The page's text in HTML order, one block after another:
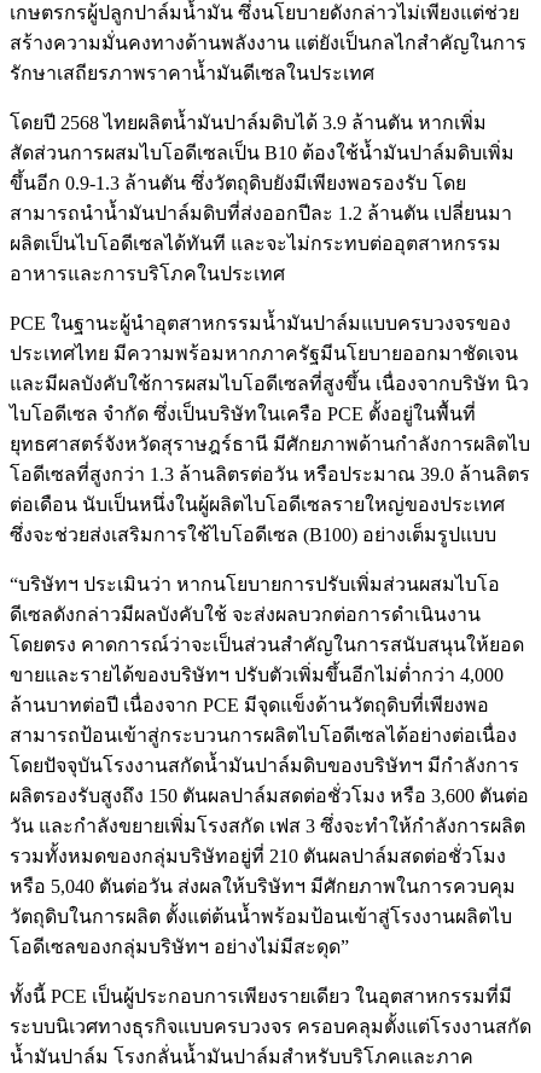
เกษตรกรผู้ปลูกปาล์มน้ำมัน ซึ่งนโยบายดังกล่าวไม่เพียงแต่ช่วย
สร้างความมั่นคงทางด้านพลังงาน แต่ยังเป็นกลไกสำคัญในการ
รักษาเสถียรภาพราคาน้ำมันดีเซลในประเทศ
โดยปี 2568 ไทยผลิตน้ำมันปาล์มดิบได้ 3.9 ล้านตัน หากเพิ่ม
สัดส่วนการผสมไบโอดีเซลเป็น B10 ต้องใช้น้ำมันปาล์มดิบเพิ่ม
ขึ้นอีก 0.9-1.3 ล้านตัน ซึ่งวัตถุดิบยังมีเพียงพอรองรับ โดย
สามารถนำน้ำมันปาล์มดิบที่ส่งออกปีละ 1.2 ล้านตัน เปลี่ยนมา
ผลิตเป็นไบโอดีเซลได้ทันที และจะไม่กระทบต่ออุตสาหกรรม
อาหารและการบริโภคในประเทศ
PCE ในฐานะผู้นำอุตสาหกรรมน้ำมันปาล์มแบบครบวงจรของ
ประเทศไทย มีความพร้อมหากภาครัฐมีนโยบายออกมาชัดเจน
และมีผลบังคับใช้การผสมไบโอดีเซลที่สูงขึ้น เนื่องจากบริษัท นิว
ไบโอดีเซล จำกัด ซึ่งเป็นบริษัทในเครือ PCE ตั้งอยู่ในพื้นที่
ยุทธศาสตร์จังหวัดสุราษฎร์ธานี มีศักยภาพด้านกำลังการผลิตไบ
โอดีเซลที่สูงกว่า 1.3 ล้านลิตรต่อวัน หรือประมาณ 39.0 ล้านลิตร
ต่อเดือน นับเป็นหนึ่งในผู้ผลิตไบโอดีเซลรายใหญ่ของประเทศ
ซึ่งจะช่วยส่งเสริมการใช้ไบโอดีเซล (B100) อย่างเต็มรูปแบบ
“บริษัทฯ ประเมินว่า หากนโยบายการปรับเพิ่มส่วนผสมไบโอ
ดีเซลดังกล่าวมีผลบังคับใช้ จะส่งผลบวกต่อการดำเนินงาน
โดยตรง คาดการณ์ว่าจะเป็นส่วนสำคัญในการสนับสนุนให้ยอด
ขายและรายได้ของบริษัทฯ ปรับตัวเพิ่มขึ้นอีกไม่ต่ำกว่า 4,000
ล้านบาทต่อปี เนื่องจาก PCE มีจุดแข็งด้านวัตถุดิบที่เพียงพอ
สามารถป้อนเข้าสู่กระบวนการผลิตไบโอดีเซลได้อย่างต่อเนื่อง
โดยปัจจุบันโรงงานสกัดน้ำมันปาล์มดิบของบริษัทฯ มีกำลังการ
ผลิตรองรับสูงถึง 150 ตันผลปาล์มสดต่อชั่วโมง หรือ 3,600 ตันต่อ
วัน และกำลังขยายเพิ่มโรงสกัด เฟส 3 ซึ่งจะทำให้กำลังการผลิต
รวมทั้งหมดของกลุ่มบริษัทอยู่ที่ 210 ตันผลปาล์มสดต่อชั่วโมง
หรือ 5,040 ตันต่อวัน ส่งผลให้บริษัทฯ มีศักยภาพในการควบคุม
วัตถุดิบในการผลิต ตั้งแต่ต้นน้ำพร้อมป้อนเข้าสู่โรงงานผลิตไบ
โอดีเซลของกลุ่มบริษัทฯ อย่างไม่มีสะดุด”
ทั้งนี้ PCE เป็นผู้ประกอบการเพียงรายเดียว ในอุตสาหกรรมที่มี
ระบบนิเวศทางธุรกิจแบบครบวงจร ครอบคลุมตั้งแต่โรงงานสกัด
น้ำมันปาล์ม โรงกลั่นน้ำมันปาล์มสำหรับบริโภคและภาค